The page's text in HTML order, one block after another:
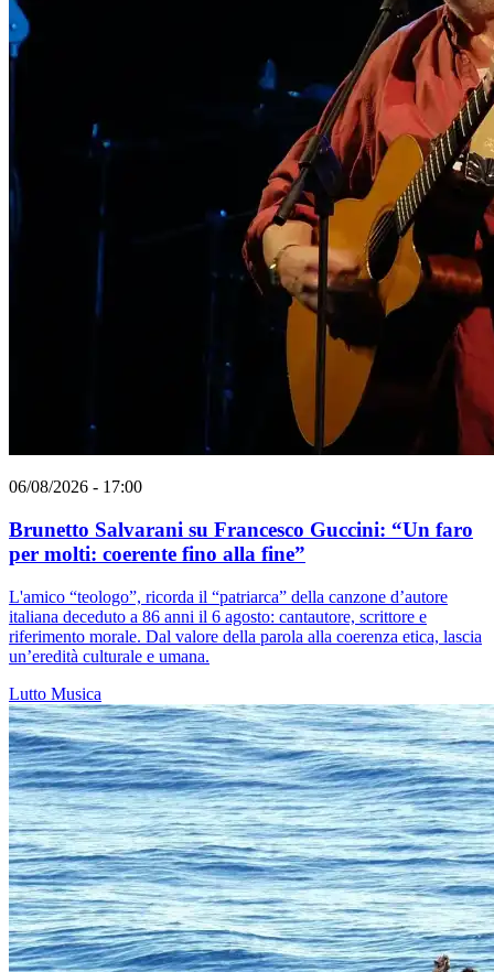
06/08/2026 - 17:00
Brunetto Salvarani su Francesco Guccini: “Un faro
per molti: coerente fino alla fine”
L'amico “teologo”, ricorda il “patriarca” della canzone d’autore
italiana deceduto a 86 anni il 6 agosto: cantautore, scrittore e
riferimento morale. Dal valore della parola alla coerenza etica, lascia
un’eredità culturale e umana.
Lutto Musica